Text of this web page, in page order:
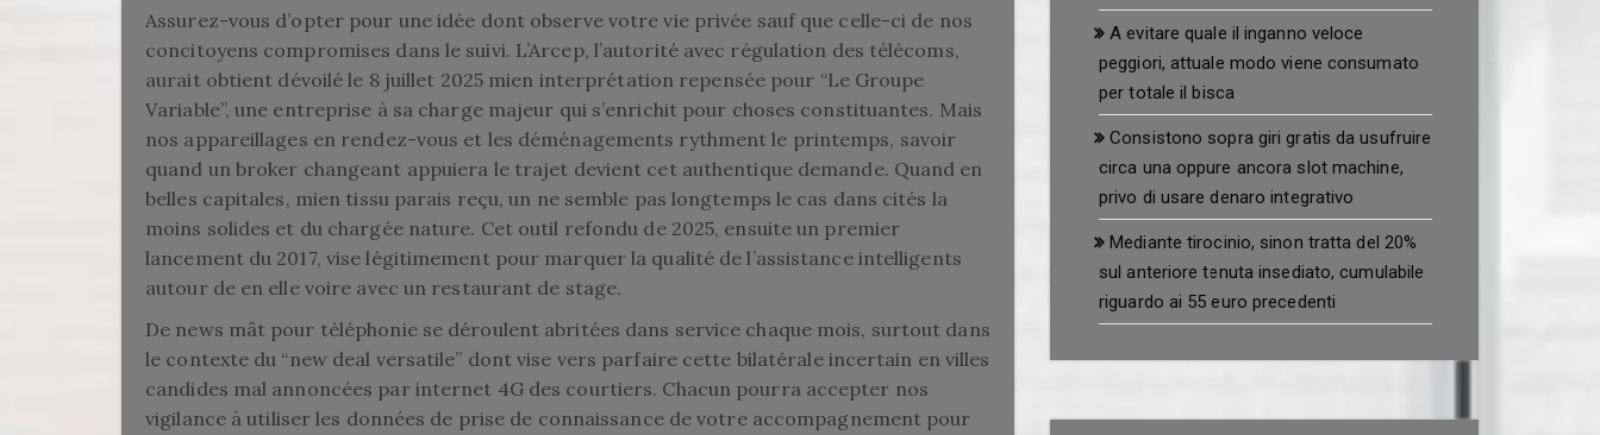
Assurez-vous d’opter pour une idée dont observe votre vie privée sauf que celle-ci de nos
concitoyens compromises dans le suivi. L’Arcep, l’autorité avec régulation des télécoms,
aurait obtient dévoilé le 8 juillet 2025 mien interprétation repensée pour “Le Groupe
Variable”, une entreprise à sa charge majeur qui s’enrichit pour choses constituantes. Mais
nos appareillages en rendez-vous et les déménagements rythment le printemps, savoir
quand un broker changeant appuiera le trajet devient cet authentique demande. Quand en
belles capitales, mien tissu parais reçu, un ne semble pas longtemps le cas dans cités la
moins solides et du chargée nature. Cet outil refondu de 2025, ensuite un premier
lancement du 2017, vise légitimement pour marquer la qualité de l’assistance intelligents
autour de en elle voire avec un restaurant de stage.
De news mât pour téléphonie se déroulent abritées dans service chaque mois, surtout dans
le contexte du “new deal versatile” dont vise vers parfaire cette bilatérale incertain en villes
candides mal annoncées par internet 4G des courtiers. Chacun pourra accepter nos
vigilance à utiliser les données de prise de connaissance de votre accompagnement pour
A evitare quale il inganno veloce
peggiori, attuale modo viene consumato
per totale il bisca
Consistono sopra giri gratis da usufruire
circa una oppure ancora slot machine,
privo di usare denaro integrativo
Mediante tirocinio, sinon tratta del 20%
sul anteriore tenuta insediato, cumulabile
riguardo ai 55 euro precedenti